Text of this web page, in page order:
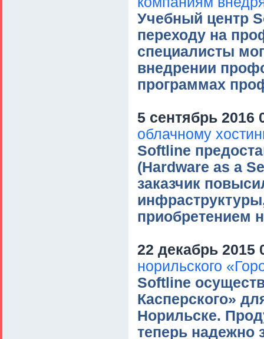
Учебный центр
переходу на
специалисты
внедрении
программах
5 сентябрь 2016
облачному
Softline
(Hardware as a
заказчик
приобретением
22 декабрь 2015
норильского
Softline
Касперского»
Норильске.
теперь надежно